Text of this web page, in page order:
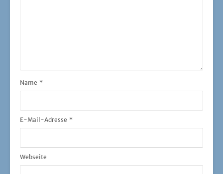
Name *
E-Mail-Adresse *
Webseite